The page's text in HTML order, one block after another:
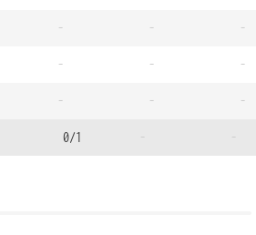
- - -
- - -
- - -
0/1 - -